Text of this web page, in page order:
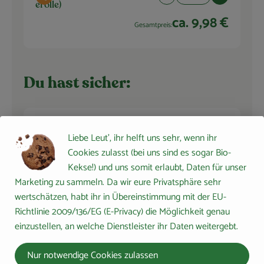
erolle)
Gesamtpreis:ca. 9,98 €
Du hast sicher:
4 EL
Olivenöl
Auswahl ändern
Rapunzel Olivenöl mild,
nativ extra 0,5l
17,98 € /l
Stück
Artikelanzahl verringern
Gesamtpreis:0,00 €
Liebe Leut', ihr helft uns sehr, wenn ihr
Cookies zulasst (bei uns sind es sogar Bio-
Kekse!) und uns somit erlaubt, Daten für unser
Marketing zu sammeln. Da wir eure Privatsphäre sehr
wertschätzen, habt ihr in Übereinstimmung mit der EU-
Richtlinie 2009/136/EG (E-Privacy) die Möglichkeit genau
einzustellen, an welche Dienstleister ihr Daten weitergebt.
Nur notwendige Cookies zulassen